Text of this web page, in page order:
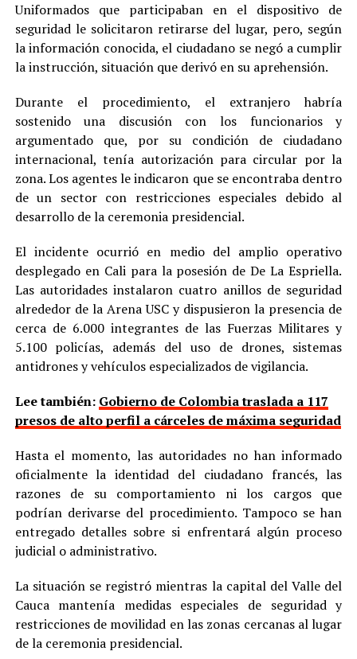
Uniformados que participaban en el dispositivo de
seguridad le solicitaron retirarse del lugar, pero, según
la información conocida, el ciudadano se negó a cumplir
la instrucción, situación que derivó en su aprehensión.
Durante el procedimiento, el extranjero habría
sostenido una discusión con los funcionarios y
argumentado que, por su condición de ciudadano
internacional, tenía autorización para circular por la
zona. Los agentes le indicaron que se encontraba dentro
de un sector con restricciones especiales debido al
desarrollo de la ceremonia presidencial.
El incidente ocurrió en medio del amplio operativo
desplegado en Cali para la posesión de De La Espriella.
Las autoridades instalaron cuatro anillos de seguridad
alrededor de la Arena USC y dispusieron la presencia de
cerca de 6.000 integrantes de las Fuerzas Militares y
5.100 policías, además del uso de drones, sistemas
antidrones y vehículos especializados de vigilancia.
Lee también: Gobierno de Colombia traslada a 117
presos de alto perfil a cárceles de máxima seguridad
Hasta el momento, las autoridades no han informado
oficialmente la identidad del ciudadano francés, las
razones de su comportamiento ni los cargos que
podrían derivarse del procedimiento. Tampoco se han
entregado detalles sobre si enfrentará algún proceso
judicial o administrativo.
La situación se registró mientras la capital del Valle del
Cauca mantenía medidas especiales de seguridad y
restricciones de movilidad en las zonas cercanas al lugar
de la ceremonia presidencial.